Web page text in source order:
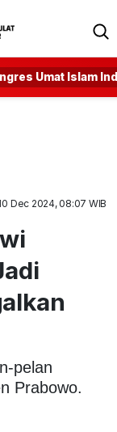
Umat Islam
Dec 2024, 08:07 WIB
pelan
Prabowo.